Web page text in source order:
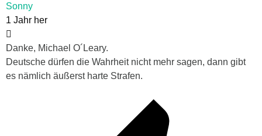
Sonny
1 Jahr her
Danke, Michael O´Leary.
Deutsche dürfen die Wahrheit nicht mehr sagen, dann gibt
es nämlich äußerst harte Strafen.